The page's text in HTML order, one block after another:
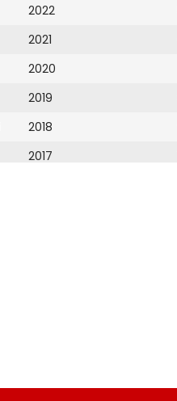
2022
2021
2020
2019
2018
2017
2009